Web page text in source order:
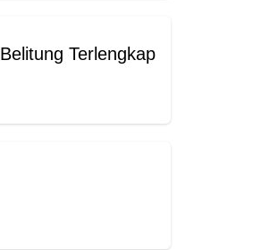
Terlengkap